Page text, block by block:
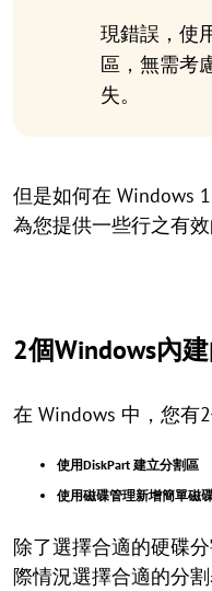
現錯誤，使
區，無需考
失。
但是如何在 Windows
為您提供一些行之有效
2個Windows內
在 Windows 中，您有
使用DiskPart 建立分割區
使用磁碟管理新增簡單磁
除了選擇合適的硬碟
際情況選擇合適的分割